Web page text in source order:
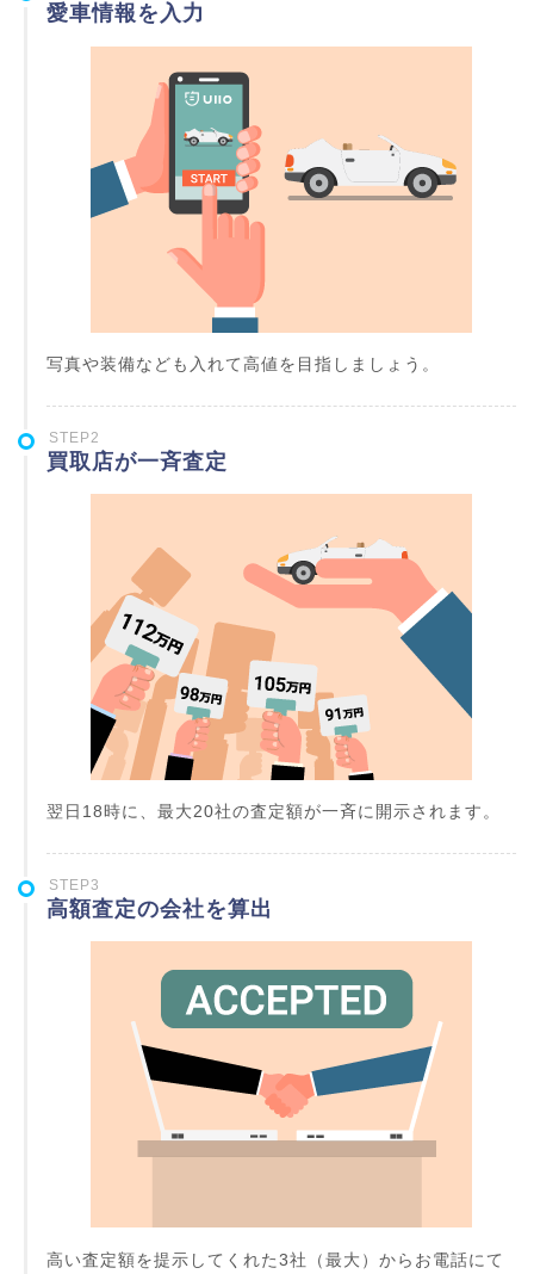
愛車情報を入力
写真や装備なども入れて高値を目指しましょう。
STEP2
買取店が一斉査定
翌日18時に、最大20社の査定額が一斉に開示されます。
STEP3
高額査定の会社を算出
高い査定額を提示してくれた3社（最大）からお電話にて